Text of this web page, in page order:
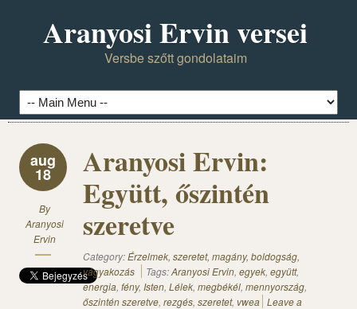
Aranyosi Ervin versei
Versbe szőtt gondolataim
aug
18
By
Aranyosi
Ervin
Aranyosi Ervin:
Együtt, őszintén
szeretve
Category:Érzelmek, szeretet, magány, boldogság,
vágyakozás
Tags:Aranyosi Ervin, egyek, együtt,
energia, fény, Isten, Lélek, megbékél, mennyország,
őszintén szeretve, rezgés, szeretet, vwea Leave a